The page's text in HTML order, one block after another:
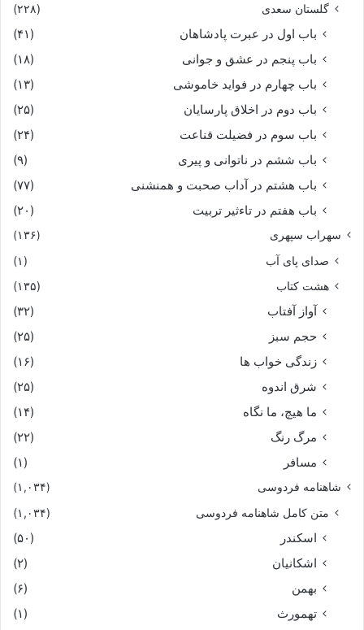
گلستان سعدی (۲۲۸)
باب اول در عبرت پادشاهان
(۴۱)
باب پنجم در عشق و جوانى
(۱۸)
باب چهارم در فواید خاموشى
(۱۳)
باب دوم در اخلاق پارسایان
(۲۵)
باب سوم در فضیلت قناعت
(۲۴)
باب ششم در ناتوانى و پیرى
(۹)
باب هشتم در آداب صحبت و همنشنى
(۷۷)
باب هفتم در تاءثیر تربیت
(۲۰)
سهراب سپهری (۱۳۶)
صدای پای آب
(۱)
هشت کتاب
(۱۳۵)
آواز آفتاب
(۳۲)
حجم سبز
(۲۵)
زندگی خواب ها
(۱۶)
شرق اندوه
(۲۵)
ما هیچ، ما نگاه
(۱۴)
مرگ رنگ
(۲۲)
مسافر
(۱)
شاهنامه فردوسی (۱,۰۳۴)
متن کامل شاهنامه فردوسی (۱,۰۳۴)
اسکندر
(۵۰)
اشکانیان
(۲)
بهمن
(۶)
تهمورث
(۱)